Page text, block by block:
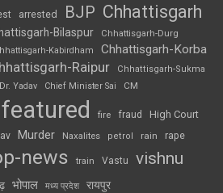
arrested BJP Chhattisgarh
Bilaspur Chhattisgarh-Durg
Kabirdham Chhattisgarh-Korba
Raipur
Chhattisgarh-Sukma
Yadav Chief Minister Sai CM
featured fire fraud High Court
Murder Naxalites petrol rain rape
news train Vastu vishnu
भोपाल मध्य प्रदेश रायपुर